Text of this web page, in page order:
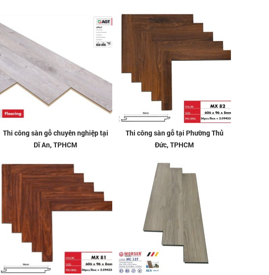
Thi công sàn gỗ chuyên nghiệp tại
Dĩ An, TPHCM
Thi công sàn gỗ tại Phường Thủ
Đức, TPHCM